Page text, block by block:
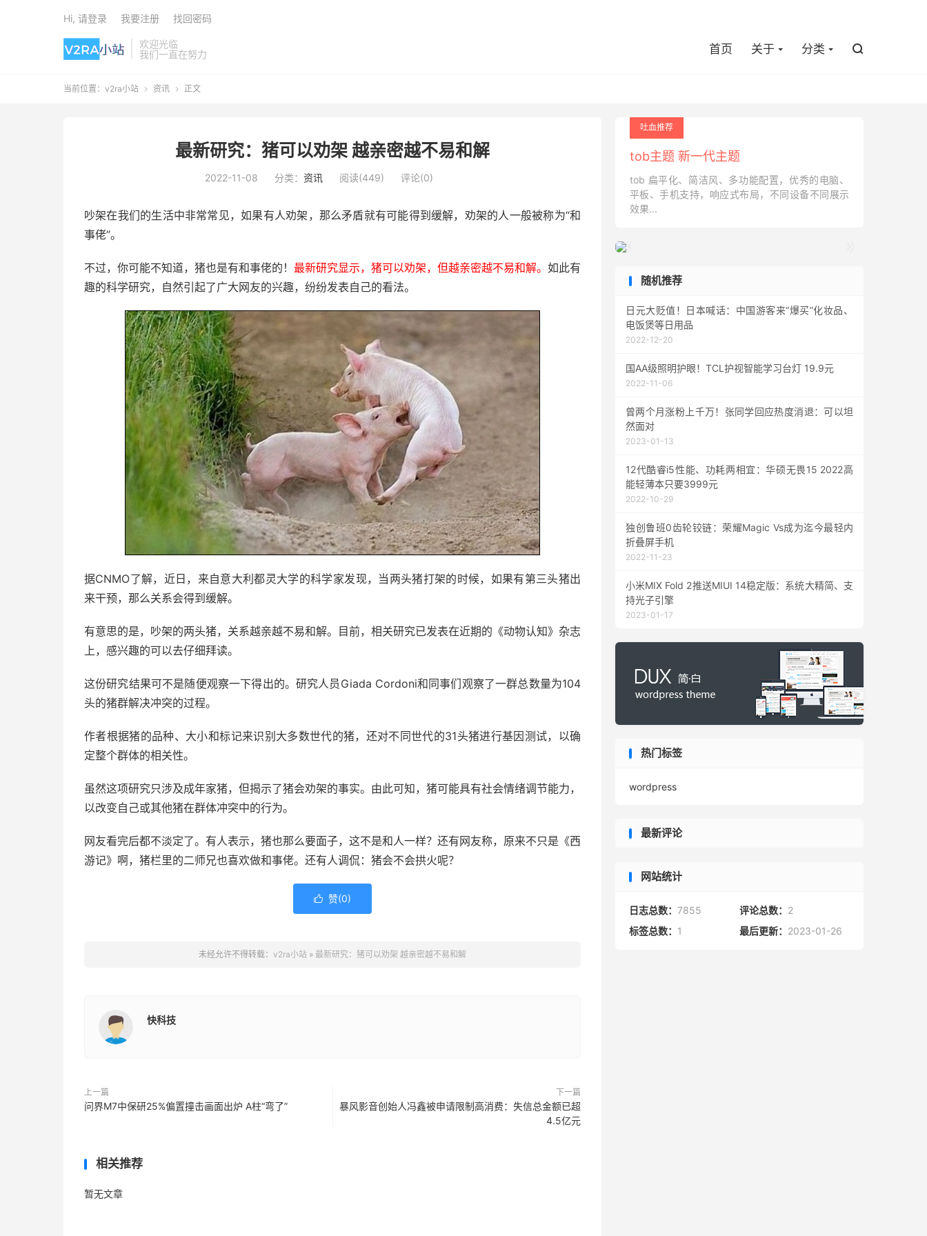
欢迎光临
我们一直在努力
首页 关于 分类 
Hi, 请登录 我要注册 找回密码
当前位置： v2ra小站  资讯  正文
最新研究：猪可以劝架 越亲密越不易和解
2022-11-08 分类： 资讯 阅读(449) 评论(0)
吵架在我们的生活中非常常见，如果有人劝架，那么矛盾就有可能得到缓解，劝架的人一般被称为“和
事佬”。
不过，你可能不知道，猪也是有和事佬的！ 最新研究显示，猪可以劝架，但越亲密越不易和解。 如此有
趣的科学研究，自然引起了广大网友的兴趣，纷纷发表自己的看法。
据CNMO了解，近日，来自意大利都灵大学的科学家发现，当两头猪打架的时候，如果有第三头猪出
来干预，那么关系会得到缓解。
有意思的是，吵架的两头猪，关系越亲越不易和解。目前，相关研究已发表在近期的《动物认知》杂志
上，感兴趣的可以去仔细拜读。
这份研究结果可不是随便观察一下得出的。研究人员Giada Cordoni和同事们观察了一群总数量为104
头的猪群解决冲突的过程。
作者根据猪的品种、大小和标记来识别大多数世代的猪，还对不同世代的31头猪进行基因测试，以确
定整个群体的相关性。
虽然这项研究只涉及成年家猪，但揭示了猪会劝架的事实。由此可知，猪可能具有社会情绪调节能力，
以改变自己或其他猪在群体冲突中的行为。
网友看完后都不淡定了。有人表示，猪也那么要面子，这不是和人一样？还有网友称，原来不只是《西
游记》啊，猪栏里的二师兄也喜欢做和事佬。还有人调侃：猪会不会拱火呢？
 赞(0)
未经允许不得转载： v2ra小站 » 最新研究：猪可以劝架 越亲密越不易和解
快科技
上一篇
问界M7中保研25%偏置撞击画面出炉 A柱“弯了”
下一篇
暴风影音创始人冯鑫被申请限制高消费：失信总金额已超
4.5亿元
相关推荐
暂无文章
吐血推荐
tob主题 新一代主题
tob 扁平化、简洁风、多功能配置，优秀的电脑、
平板、手机支持，响应式布局，不同设备不同展示
效果...

随机推荐
日元大贬值！日本喊话：中国游客来“爆买”化妆品、
电饭煲等日用品
2022-12-20
国AA级照明护眼！TCL护视智能学习台灯 19.9元
2022-11-06
曾两个月涨粉上千万！张同学回应热度消退：可以坦
然面对
2023-01-13
12代酷睿i5性能、功耗两相宜：华硕无畏15 2022高
能轻薄本只要3999元
2022-10-29
独创鲁班0齿轮铰链：荣耀Magic Vs成为迄今最轻内
折叠屏手机
2022-11-23
小米MIX Fold 2推送MIUI 14稳定版：系统大精简、支
持光子引擎
2023-01-17
热门标签
wordpress
最新评论
网站统计
日志总数： 7855 评论总数： 2
标签总数： 1 最后更新： 2023-01-26